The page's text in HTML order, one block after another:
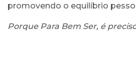
promovendo o equilíbrio
Porque Para Bem Ser, é